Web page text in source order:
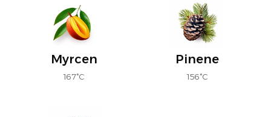
Myrcen
167°C
Pinene
156°C